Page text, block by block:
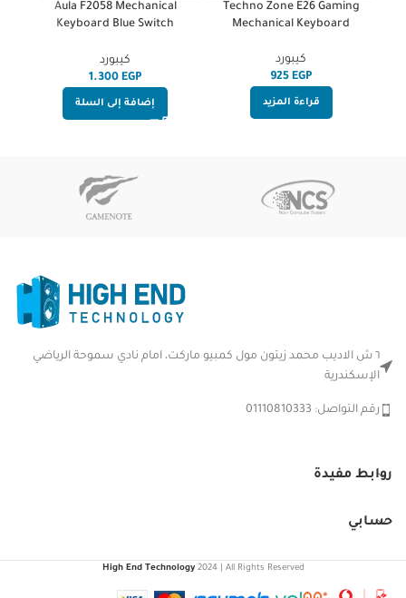
Techno Zone E26 Gaming
Mechanical Keyboard
كيبورد
EGP
قراءة المزيد
Aula F2058 Mechanical
Keyboard Blue Switch
كيبورد
EGP
إضافة إلى السلة
٦ ش الاديب محمد زيتون مول كمبيو ماركت، امام نادي سموحة الرياضي
الإسكندرية
رقم التواصل: 01110810333
روابط مفيدة
حسابي
High End Technology 2024 | All Rights Reserved